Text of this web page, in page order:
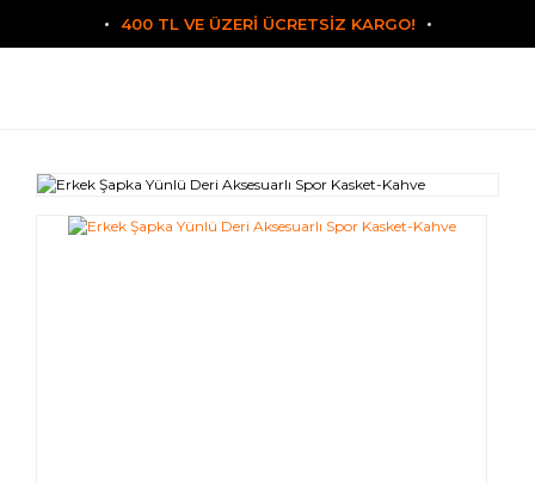
400 TL VE ÜZERİ ÜCRETSİZ KARGO!